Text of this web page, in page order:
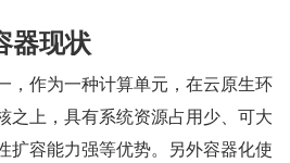
器现状
，作为一种计算单元，在云原生环
之上，具有系统资源占用少、可大
扩容能力强等优势。另外容器化使